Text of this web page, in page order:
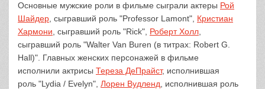
Основные мужские роли в фильме сыграли актеры Рой
Шайдер , сыгравший роль "Professor Lamont", Кристиан
Хармони , сыгравший роль "Rick", Роберт Холл
сыгравший роль "Walter Van Buren (в титрах: Robert G.
Hall)". Главных женских персонажей в фильме
исполнили актрисы Тереза ДеПрайст, исполнившая
роль "Lydia / Evelyn", Лорен Вудленд , исполнившая роль